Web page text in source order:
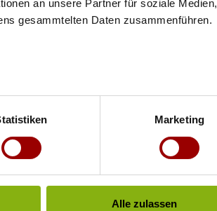
an unsere Partner für soziale Medien,
gesammtelten Daten zusammenführen.
Marketing
Alle zulassen